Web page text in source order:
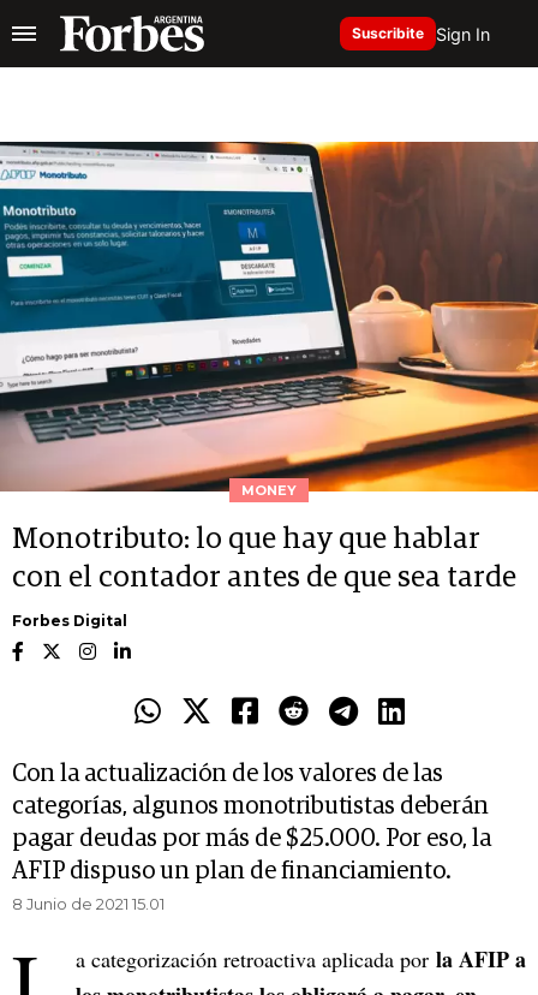
Suscribite Sign In
MONEY
Monotributo: lo que hay que hablar
con el contador antes de que sea tarde
Forbes Digital
Con la actualización de los valores de las
categorías, algunos monotributistas deberán
pagar deudas por más de $25.000. Por eso, la
AFIP dispuso un plan de financiamiento.
8 Junio de 2021 15.01
a categorización retroactiva aplicada por la AFIP a